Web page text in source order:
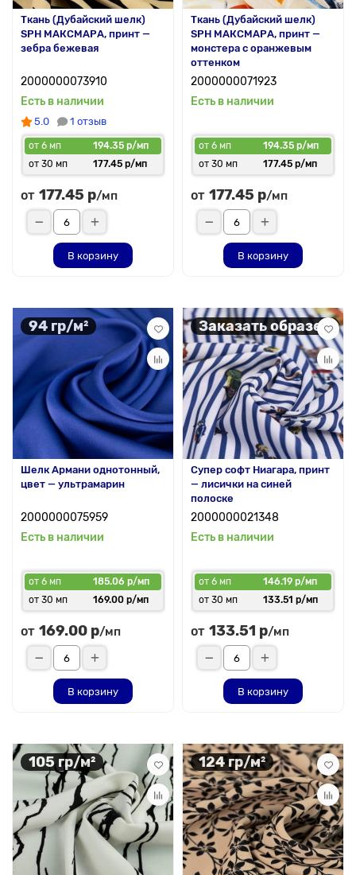
Ткань (Дубайский шелк)
SPH МАКСМАРА, принт —
зебра бежевая
2000000073910
Есть в наличии
5.0 1 отзыв
от 6 мп
194.35 р/мп
от 30 мп
177.45 р/мп
от 177.45 р/мп
В корзину
Ткань (Дубайский шелк)
SPH МАКСМАРА, принт —
монстера с оранжевым
оттенком
2000000071923
Есть в наличии
от 6 мп
194.35 р/мп
от 30 мп
177.45 р/мп
от 177.45 р/мп
В корзину
94 гр/м²
Шелк Армани однотонный,
цвет — ультрамарин
2000000075959
Есть в наличии
от 6 мп
185.06 р/мп
от 30 мп
169.00 р/мп
от 169.00 р/мп
В корзину
Заказать образец
Супер софт Ниагара, принт
— лисички на синей
полоске
2000000021348
Есть в наличии
от 6 мп
146.19 р/мп
от 30 мп
133.51 р/мп
от 133.51 р/мп
В корзину
105 гр/м² 124 гр/м²